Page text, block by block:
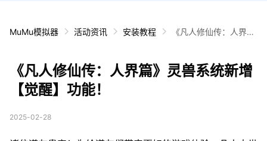
MuMu模拟器 活动资讯 安装教程
《凡人修仙传：人界
《凡人修仙传：人界篇》灵兽系统新增
【觉醒】功能！
2025-02-28